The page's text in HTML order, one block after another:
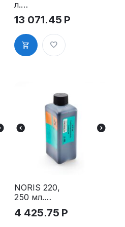
л.
Быстросохн
ущая
штемпельна
я краска для
франкирова
13 071.45 Р
NORIS 220,
250 мл.
Штемпельна
я краска для
4 425.75 Р